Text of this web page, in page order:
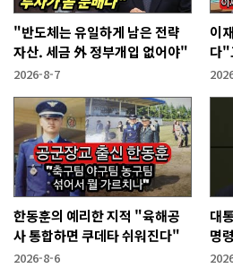
"반도체는 유일하게 남은 전략
자산. 세금 外 정부개입 없어야"
2026-8-7
이
다"
한동훈의 예리한 지적 "육해공
사 통합하면 쿠데타 쉬워진다"
2026-8-6
대
명